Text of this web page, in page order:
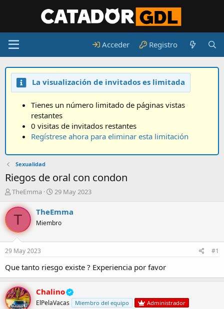
Acceder Registro
La visualización de invitados es limitada
Tienes un número limitado de páginas vistas
restantes
0 visitas de invitados restantes
Regístrese ahora para eliminar esta limitación
Sexualidad
Riegos de oral con condon
A
t
o
d
e
e
m
a
TheEmma
F
c
a
e
i
c
i
o
29 May 2023
T TheEmma
Miembro
29 May 2023 #1
Que tanto riesgo existe ? Experiencia por favor
Chalino
ElPelaVacas Miembro del equipo Administrador